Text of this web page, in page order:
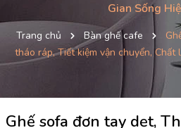
Gian Sống
Trang chủ Bàn ghế cafe
tháo ráp, Tiết kiệm vận chuyển, Chất
Ghế sofa đơn tay dẹt,